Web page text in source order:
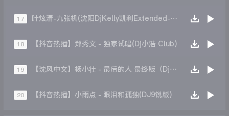
17 叶炫清-九张机(沈阳DjKelly凯利Extended-Mix)
18 【抖音热播】郑秀文 - 独家试唱(Dj小浩 Club)
19 【沈风中文】杨小壮 - 最后的人 最终版（Dj.阿洋Mix）
20 【抖音热播】小雨点 - 眼泪和孤独(DJ9锐版)